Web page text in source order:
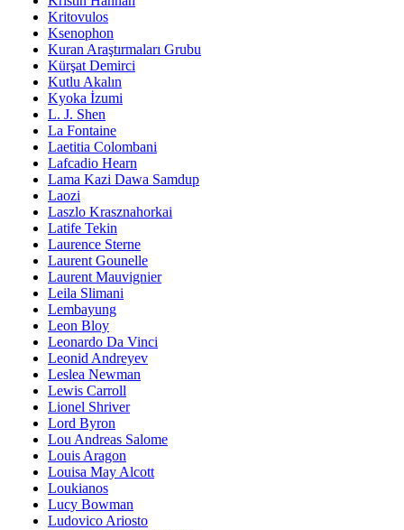
Kritovulos
Ksenophon
Kuran Araştırmaları Grubu
Kürşat Demirci
Kutlu Akalın
Kyoka İzumi
L. J. Shen
La Fontaine
Laetitia Colombani
Lafcadio Hearn
Lama Kazi Dawa Samdup
Laozi
Laszlo Krasznahorkai
Latife Tekin
Laurence Sterne
Laurent Gounelle
Laurent Mauvignier
Leila Slimani
Lembayung
Leon Bloy
Leonardo Da Vinci
Leonid Andreyev
Leslea Newman
Lewis Carroll
Lionel Shriver
Lord Byron
Lou Andreas Salome
Louis Aragon
Louisa May Alcott
Loukianos
Lucy Bowman
Ludovico Ariosto